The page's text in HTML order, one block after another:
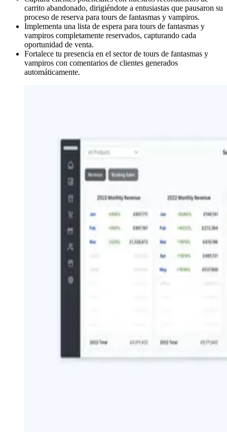
carrito abandonado, dirigiéndote a entusiastas que pausaron su
proceso de reserva para tours de fantasmas y vampiros.
Implementa una lista de espera para tours de fantasmas y
vampiros completamente reservados, capturando cada
oportunidad de venta.
Fortalece tu presencia en el sector de tours de fantasmas y
vampiros con comentarios de clientes generados
automáticamente.